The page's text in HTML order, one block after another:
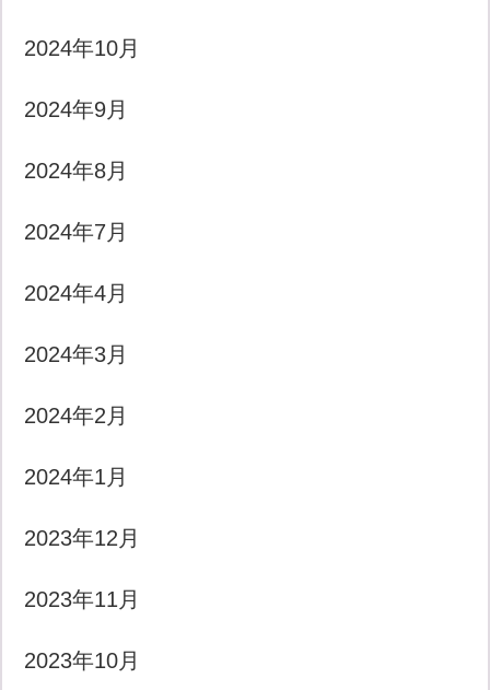
2024年10月
2024年9月
2024年8月
2024年7月
2024年4月
2024年3月
2024年2月
2024年1月
2023年12月
2023年11月
2023年10月